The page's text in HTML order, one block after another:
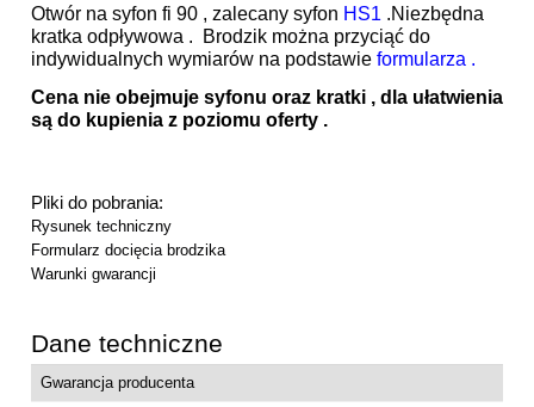
Otwór na syfon fi 90 , zalecany syfon HS1 .Niezbędna
kratka odpływowa . Brodzik można przyciąć do
indywidualnych wymiarów na podstawie formularza .
Cena nie obejmuje syfonu oraz kratki , dla ułatwienia
są do kupienia z poziomu oferty .
Pliki do pobrania:
Rysunek techniczny
Formularz docięcia brodzika
Warunki gwarancji
Dane techniczne
Gwarancja producenta